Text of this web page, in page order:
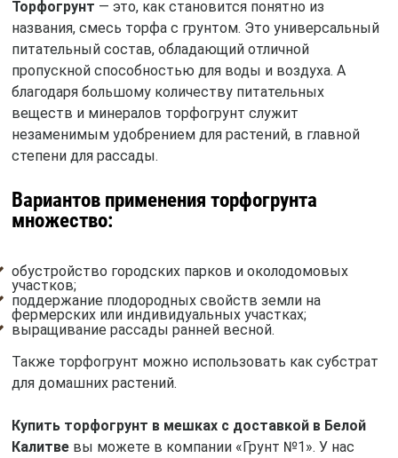
Торфогрунт — это, как становится понятно из
названия, смесь торфа с грунтом. Это универсальный
питательный состав, обладающий отличной
пропускной способностью для воды и воздуха. А
благодаря большому количеству питательных
веществ и минералов торфогрунт служит
незаменимым удобрением для растений, в главной
степени для рассады.
Вариантов применения торфогрунта
множество:
обустройство городских парков и околодомовых
участков;
поддержание плодородных свойств земли на
фермерских или индивидуальных участках;
выращивание рассады ранней весной.
Также торфогрунт можно использовать как субстрат
для домашних растений.
Купить торфогрунт в мешках с доставкой в Белой
Калитвевы можете в компании «Грунт №1». У нас